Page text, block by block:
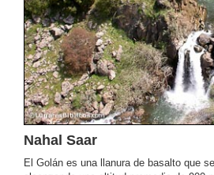
Nahal Saar
El Golán es una llanura de basalto que